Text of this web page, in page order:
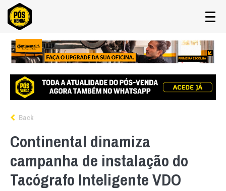
Back
Continental dinamiza
campanha de instalação do
Tacógrafo Inteligente VDO